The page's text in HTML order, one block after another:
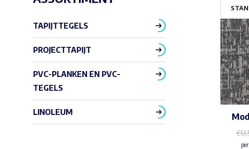
€
TAPIJTTEGELS
PROJECTTAPIJT
PVC-PLANKEN EN PVC-
TEGELS
LINOLEUM